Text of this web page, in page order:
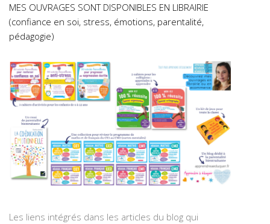
MES OUVRAGES SONT DISPONIBLES EN LIBRAIRIE
(confiance en soi, stress, émotions, parentalité,
pédagogie)
Les liens intégrés dans les articles du blog qui